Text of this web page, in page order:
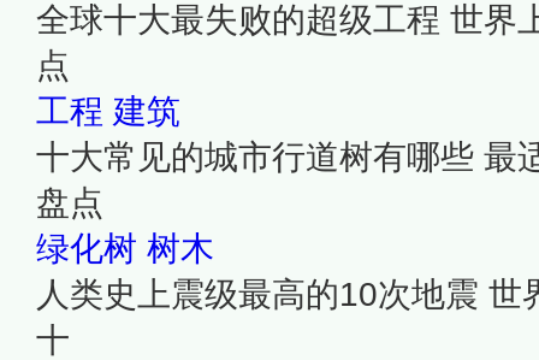
全球十大最失败的超级工程 世界
点
工程 建筑
十大常见的城市行道树有哪些 最
盘点
绿化树 树木
人类史上震级最高的10次地震 世
十